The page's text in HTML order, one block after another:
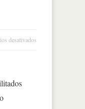
desativados